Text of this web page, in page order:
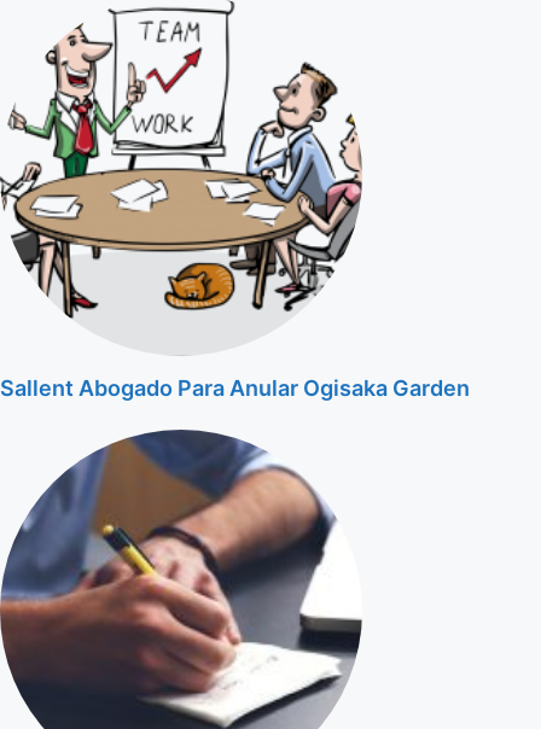
Sallent Abogado Para Anular Ogisaka Garden